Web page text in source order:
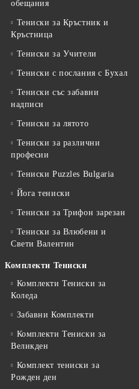
обещания
Тениски за Кръстник и
Кръстница
Тениски за Учители
Тениски с послания с Бухал
Тениски със забавни
надписи
Тениски за лятото
Тениски за различни
професии
Тениски Puzzles Bulgaria
Йога тениски
Тениски за Трифон зарезан
Тениски за Влюбени и
Свети Валентин
Комплекти Тениски
Комплекти Тениски за
Коледа
Забавни Комплекти
Комплекти Тениски за
Великден
Комплект тениски за
Рожден ден